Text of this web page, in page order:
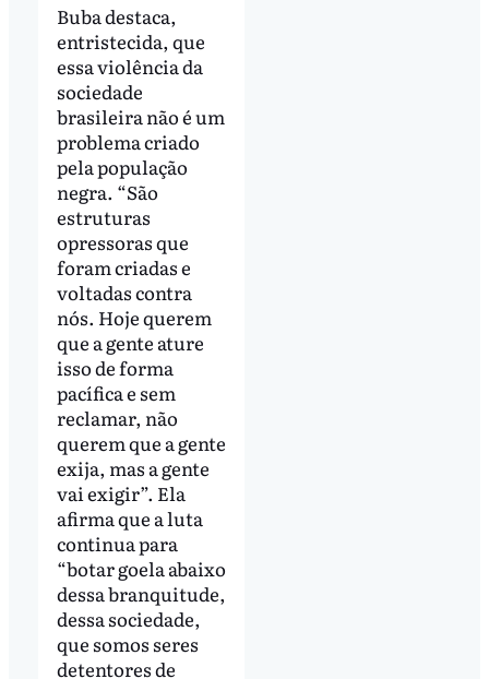
Buba destaca,
entristecida, que
essa violência da
sociedade
brasileira não é um
problema criado
pela população
negra. “São
estruturas
opressoras que
foram criadas e
voltadas contra
nós. Hoje querem
que a gente ature
isso de forma
pacífica e sem
reclamar, não
querem que a gente
exija, mas a gente
vai exigir”. Ela
afirma que a luta
continua para
“botar goela abaixo
dessa branquitude,
dessa sociedade,
que somos seres
detentores de